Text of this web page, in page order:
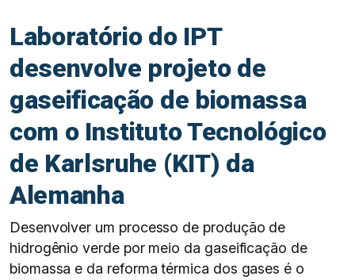
Laboratório do IPT
desenvolve projeto de
gaseificação de biomassa
com o Instituto Tecnológico
de Karlsruhe (KIT) da
Alemanha
Desenvolver um processo de produção de
hidrogênio verde por meio da gaseificação de
biomassa e da reforma térmica dos gases é o